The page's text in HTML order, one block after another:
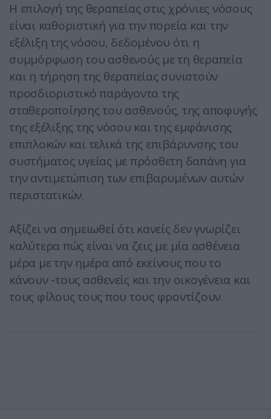
Η επιλογή της θεραπείας στις χρόνιες νόσους
είναι καθοριστική για την πορεία και την
εξέλιξη της νόσου, δεδομένου ότι η
συμμόρφωση του ασθενούς με τη θεραπεία
και η τήρηση της θεραπείας συνιστούν
προσδιοριστικό παράγοντα της
σταθεροποίησης του ασθενούς, της αποφυγής
της εξέλιξης της νόσου και της εμφάνισης
επιπλοκών και τελικά της επιβάρυνσης του
συστήματος υγείας με πρόσθετη δαπάνη για
την αντιμετώπιση των επιβαρυμένων αυτών
περιστατικών.
Αξίζει να σημειωθεί ότι κανείς δεν γνωρίζει
καλύτερα πώς είναι να ζεις με μία ασθένεια
μέρα με την ημέρα από εκείνους που το
κάνουν -τους ασθενείς και την οικογένεια και
τους φίλους τους που τους φροντίζουν.